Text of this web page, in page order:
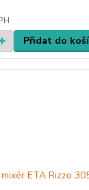
Přidat do